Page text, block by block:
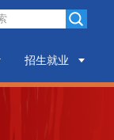
招生就业